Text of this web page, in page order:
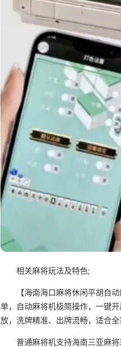
相关麻将玩法及特色;
【海南海口麻将休闲平胡自
单，自动麻将机极简操作，一键
放，洗牌精准、出牌流畅，适合
普通麻将机支持海南三亚麻